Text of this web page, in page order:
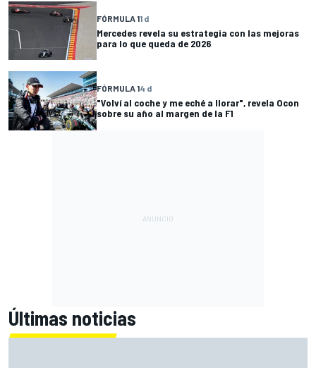
FÓRMULA 11 d
Mercedes revela su estrategia con las mejoras
para lo que queda de 2026
FÓRMULA 14 d
"Volví al coche y me eché a llorar", revela Ocon
sobre su año al margen de la F1
Últimas noticias